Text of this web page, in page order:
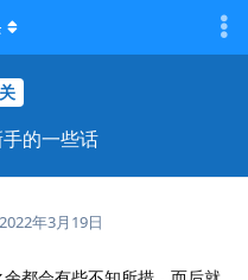
的一些话
2022年3月19日